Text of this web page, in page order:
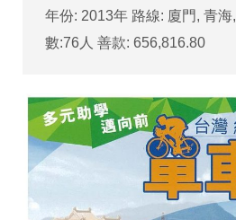
年份: 2013年 路線: 廈門, 青海
數:76人 善款: 656,816.80